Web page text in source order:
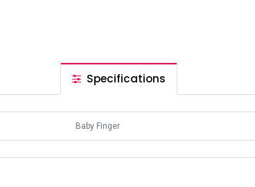
Specifications
Baby Finger